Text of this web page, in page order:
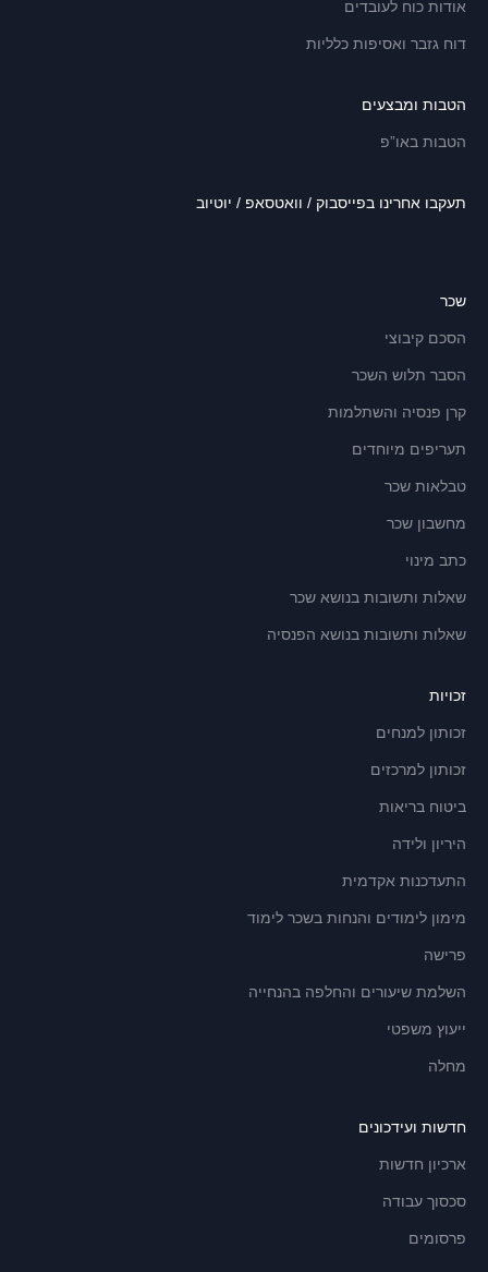
אודות כוח לעובדים
דוח גזבר ואסיפות כלליות
הטבות ומבצעים
הטבות באו”פ
תעקבו אחרינו בפייסבוק / וואטסאפ / יוטיוב
שכר
הסכם קיבוצי
הסבר תלוש השכר
קרן פנסיה והשתלמות
תעריפים מיוחדים
טבלאות שכר
מחשבון שכר
כתב מינוי
שאלות ותשובות בנושא שכר
שאלות ותשובות בנושא הפנסיה
זכויות
זכותון למנחים
זכותון למרכזים
ביטוח בריאות
היריון ולידה
התעדכנות אקדמית
מימון לימודים והנחות בשכר לימוד
פרישה
השלמת שיעורים והחלפה בהנחייה
ייעוץ משפטי
מחלה
חדשות ועידכונים
ארכיון חדשות
סכסוך עבודה
פרסומים